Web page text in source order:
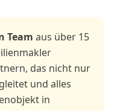
Team aus über 15
das nicht nur
und alles
in